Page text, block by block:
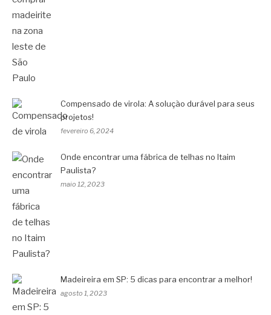
Compensado de virola: A solução durável para seus
projetos!
fevereiro 6, 2024
Onde encontrar uma fábrica de telhas no Itaim
Paulista?
maio 12, 2023
Madeireira em SP: 5 dicas para encontrar a melhor!
agosto 1, 2023